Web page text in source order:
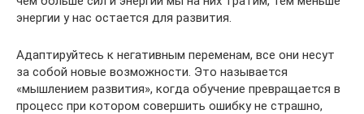
энергии у нас остается для развития.
Адаптируйтесь к негативным переменам, все они несут
за собой новые возможности. Это называется
«мышлением развития», когда обучение превращается в
процесс при котором совершить ошибку не страшно,